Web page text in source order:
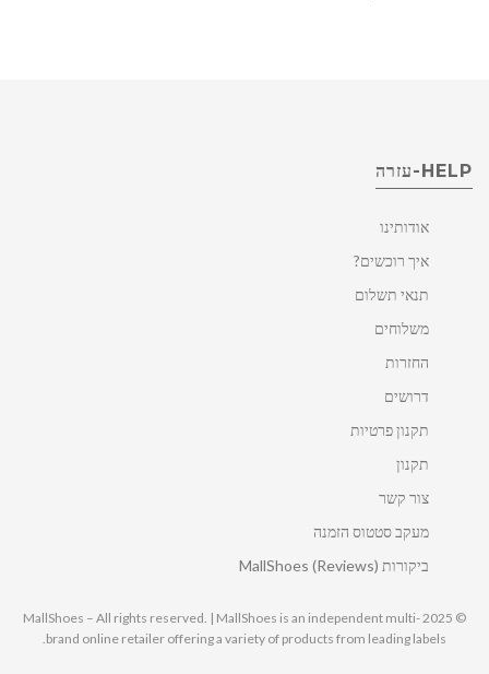
HELP-עזרה
אודותינו
איך רוכשים?
תנאי תשלום
משלוחים
החזרות
דרושים
תקנון פרטיות
תקנון
צור קשר
מעקב סטטוס הזמנה
ביקורות MallShoes (Reviews)
© 2025 MallShoes – All rights reserved. | MallShoes is an independent multi-
brand online retailer offering a variety of products from leading labels.